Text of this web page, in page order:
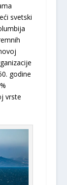
svetski
godine
vrste